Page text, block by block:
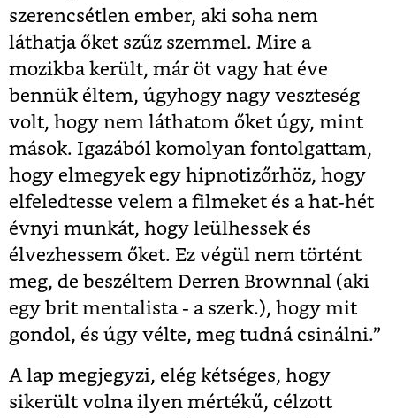
szerencsétlen ember, aki soha nem
láthatja őket szűz szemmel. Mire a
mozikba került, már öt vagy hat éve
bennük éltem, úgyhogy nagy veszteség
volt, hogy nem láthatom őket úgy, mint
mások. Igazából komolyan fontolgattam,
hogy elmegyek egy hipnotizőrhöz, hogy
elfeledtesse velem a filmeket és a hat-hét
évnyi munkát, hogy leülhessek és
élvezhessem őket. Ez végül nem történt
meg, de beszéltem Derren Brownnal (aki
egy brit mentalista - a szerk.), hogy mit
gondol, és úgy vélte, meg tudná csinálni.”
A lap megjegyzi, elég kétséges, hogy
sikerült volna ilyen mértékű, célzott